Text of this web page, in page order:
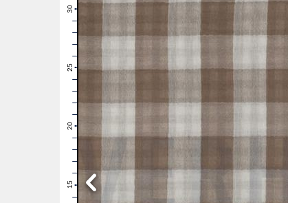
14
15
16
17
18
19
20
21
22
23
24
25
26
27
28
29
30